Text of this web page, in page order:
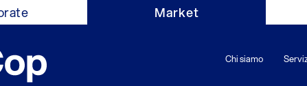
Market
Chi siamo